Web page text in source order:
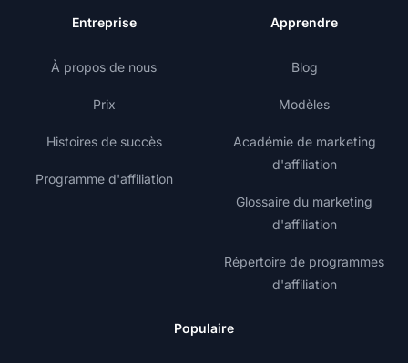
Entreprise
À propos de nous
Prix
Histoires de succès
Programme d'affiliation
Apprendre
Blog
Modèles
Académie de marketing
d'affiliation
Glossaire du marketing
d'affiliation
Répertoire de programmes
d'affiliation
Populaire